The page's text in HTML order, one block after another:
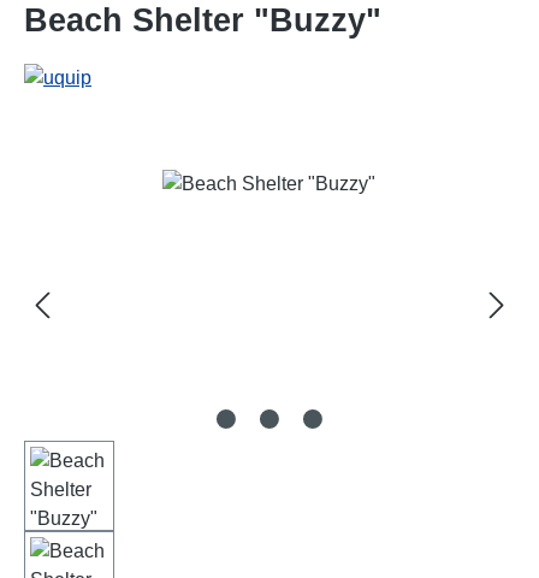
Beach Shelter "Buzzy"
Bildergalerie überspringen